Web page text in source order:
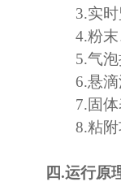
3.实
4.粉
5.气
6.悬
7.固
8.粘
四.运行原